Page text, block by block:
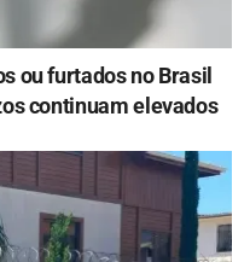
ou furtados no Brasil
continuam elevados